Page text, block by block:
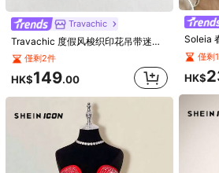
Doriss
Travachic
Travachic 度假风梭织印花吊带迷你连衣裙
僅剩2件
HK$149.00
僅剩
HK$